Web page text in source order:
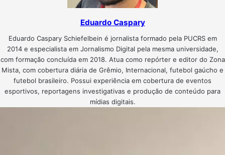
Eduardo Caspary
Eduardo Caspary Schiefelbein é jornalista formado pela PUCRS em
2014 e especialista em Jornalismo Digital pela mesma universidade,
com formação concluída em 2018. Atua como repórter e editor do Zona
Mista, com cobertura diária de Grêmio, Internacional, futebol gaúcho e
futebol brasileiro. Possui experiência em cobertura de eventos
esportivos, reportagens investigativas e produção de conteúdo para
mídias digitais.